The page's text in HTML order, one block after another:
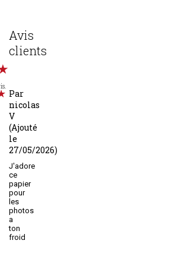
Avis
clients
Par
nicolas
V
(Ajouté
le
27/05/2026)
J'adore
ce
papier
pour
les
photos
a
ton
froid